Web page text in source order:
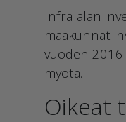
Infra-alan
maakunnat
vuoden 2016
myötä.
Oikeat